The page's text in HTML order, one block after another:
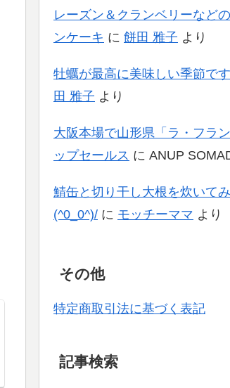
レーズン＆クランベリーなど
ンケーキ に 餅田 雅子 より
牡蠣が最高に美味しい季節で
田 雅子 より
大阪本場で山形県「ラ・フラ
ップセールス に ANUP
鯖缶と切り干し大根を炊いて
(^0_0^)/ に モッチーママ より
その他
特定商取引法に基づく表記
記事検索